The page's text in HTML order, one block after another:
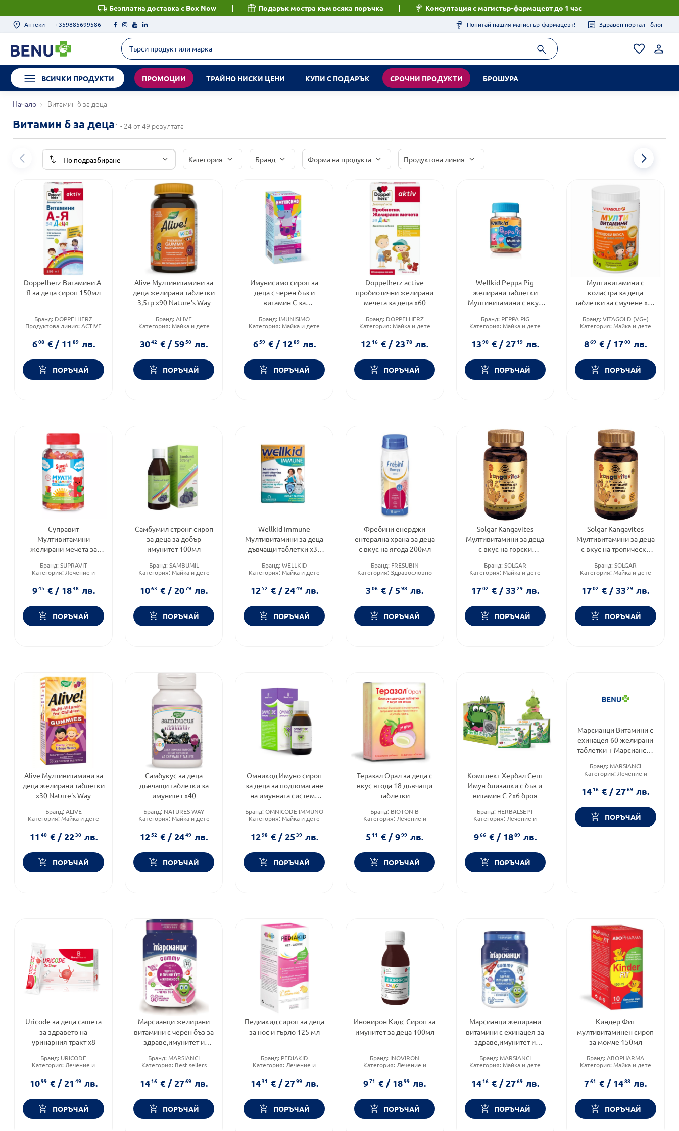
Безплатна доставка с Box Now Подарък мостра към всяка поръчка Консултация с магистър-фармацевт до 1 час
Аптеки +359885699586 Попитай нашия магистър-фармацевт! Здравен портал - блог
ВСИЧКИ ПРОДУКТИ ПРОМОЦИИ ТРАЙНО НИСКИ ЦЕНИ КУПИ С ПОДАРЪК СРОЧНИ ПРОДУКТИ БРОШУРА
Начало Витамин б за деца
Витамин б за деца1 - 24 от 49 резултата
Категория Бранд Форма на продукта Продуктова линия
Doppelherz Витамини А-
Я за деца сироп 150мл
Бранд: DOPPELHERZ
Продуктова линия:ACTIVE
608 € / 1189 лв.
ПОРЪЧАЙ
Alive Мултивитамини за
деца желирани таблетки
3,5гр х90 Nature's Way
Бранд:ALIVE
Категория: Майка и дете
желирани таблетки
3042 € / 5950 лв.
ПОРЪЧАЙ
Имунисимо сироп за
деца с черен бъз и
витамин С за
имунитета 120 мл
Бранд: IMUNISIMO
Категория: Майка и дете
659 € / 1289 лв.
ПОРЪЧАЙ
Doppelherz active
пробиотични желирани
мечета за деца х60
Бранд: DOPPELHERZ
Категория: Майка и дете
желирани таблетки
1216 € / 2378 лв.
ПОРЪЧАЙ
Wellkid Peppa Pig
желирани таблетки
Мултивитамини с вкус
Vitabiotics
Бранд: PEPPA PIG
Категория: Майка и дете
желирани таблетки
1390 € / 2719 лв.
ПОРЪЧАЙ
Мултивитамини с
коластра за деца
таблетки за смучене х45
Бранд: VITAGOLD (VG+)
Категория: Майка и дете
таблетки
869 € / 1700 лв.
ПОРЪЧАЙ
Суправит
Мултивитамини
желирани мечета за
Бранд: SUPRAVIT
Категория: Лечение и
Форма на продукта:
желирани мечета
945 € / 1848 лв.
ПОРЪЧАЙ
Самбумил стронг сироп
за деца за добър
имунитет 100мл
Бранд: SAMBUMIL
Категория: Майка и дете
1063 € / 2079 лв.
ПОРЪЧАЙ
Wellkid Immune
Мултивитамини за деца
дъвчащи таблетки х30
Бранд: WELLKID
Категория: Майка и дете
таблетки
1252 € / 2449 лв.
ПОРЪЧАЙ
Фребини енерджи
ентерална храна за деца
с вкус на ягода 200мл
Бранд: FRESUBIN
Категория:Здравословно
306 € / 598 лв.
ПОРЪЧАЙ
Solgar Kangavites
Мултивитамини за деца
с вкус на горски
таблетки
Бранд: SOLGAR
Категория: Майка и дете
таблетка
1702 € / 3329 лв.
ПОРЪЧАЙ
Solgar Kangavites
Мултивитамини за деца
с вкус на тропически
таблетки
Бранд:SOLGAR
Категория: Майка и дете
таблетки
1702 € / 3329 лв.
ПОРЪЧАЙ
Alive Мултивитамини за
деца желирани таблетки
х30 Nature's Way
Бранд: ALIVE
Категория: Майка и дете
желирани таблетки
1140 € / 2230 лв.
ПОРЪЧАЙ
Самбукус за деца
дъвчащи таблетки за
имунитет х40
Бранд: NATURES WAY
Категория: Майка и дете
таблетки
1252 € / 2449 лв.
ПОРЪЧАЙ
Омникод Имуно сироп
за деца за подпомагане
на имунната система
Бранд:OMNICODE IMMUNO
Категория: Майка и дете
1298 € / 2539 лв.
ПОРЪЧАЙ
Теразал Орал за деца с
вкус ягода 18 дъвчащи
таблетки
Бранд: BIOTON B
Категория: Лечение и
Форма на продукта:
таблетки
511 € / 999 лв.
ПОРЪЧАЙ
Комплект Хербал Септ
Имун близалки с бъз и
витамин С 2х6 броя
Бранд: HERBALSEPT
Категория: Лечение и
Форма на продукта:
комплект
966 € / 1889 лв.
ПОРЪЧАЙ
Марсианци Витамини с
ехинацея 60 желирани
таблетки + Марсианска
Бранд: MARSIANCI
Категория: Лечение и
Форма на продукта:
желирани таблетки
1416 € / 2769 лв.
ПОРЪЧАЙ
Uricode за деца сашета
за здравето на
уринарния тракт х8
Бранд: URICODE
Категория: Лечение и
Форма на продукта:
1099 € / 2149 лв.
ПОРЪЧАЙ
Марсианци желирани
витамини с черен бъз за
здраве,имунитет и
Бранд: MARSIANCI
Категория: Best sellers
бонбони
1416 € / 2769 лв.
ПОРЪЧАЙ
Педиакид сироп за деца
за нос и гърло 125 мл
Бранд: PEDIAKID
Категория: Лечение и
Форма на продукта:
1431 € / 2799 лв.
ПОРЪЧАЙ
Иновирон Кидс Сироп за
имунитет за деца 100мл
Бранд: INOVIRON
Категория: Лечение и
Форма на продукта:
971 € / 1899 лв.
ПОРЪЧАЙ
Марсианци желирани
витамини с ехинацея за
здраве,имунитет и
Бранд: MARSIANCI
Категория: Майка и дете
бонбони
1416 € / 2769 лв.
ПОРЪЧАЙ
Киндер Фит
мултивитаминен сироп
за момче 150мл
Бранд:ABOPHARMA
Категория: Майка и дете
761 € / 1488 лв.
ПОРЪЧАЙ